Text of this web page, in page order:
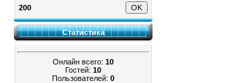
200
Статистика
Онлайн всего: 10
Гостей: 10
Пользователей: 0